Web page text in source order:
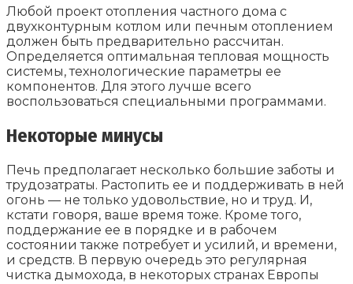
Любой проект отопления частного дома с
двухконтурным котлом или печным отоплением
должен быть предварительно рассчитан.
Определяется оптимальная тепловая мощность
системы, технологические параметры ее
компонентов. Для этого лучше всего
воспользоваться специальными программами.
Некоторые минусы
Печь предполагает несколько большие заботы и
трудозатраты. Растопить ее и поддерживать в ней
огонь — не только удовольствие, но и труд. И,
кстати говоря, ваше время тоже. Кроме того,
поддержание ее в порядке и в рабочем
состоянии также потребует и усилий, и времени,
и средств. В первую очередь это регулярная
чистка дымохода, в некоторых странах Европы